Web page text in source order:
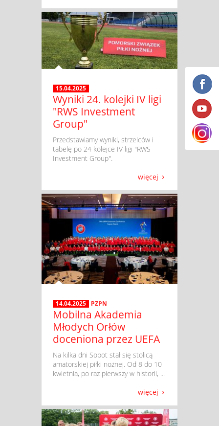
15.04.2025
Wyniki 24. kolejki IV ligi
"RWS Investment
Group"
​ Przedstawiamy wyniki, strzelców i
tabelę po 24 kolejce IV ligi "RWS
Investment Group".
więcej
14.04.2025 PZPN
Mobilna Akademia
Młodych Orłów
doceniona przez UEFA
​ Na kilka dni Sopot stał się stolicą
amatorskiej piłki nożnej. Od 8 do 10
kwietnia, po raz pierwszy w historii, ...
więcej